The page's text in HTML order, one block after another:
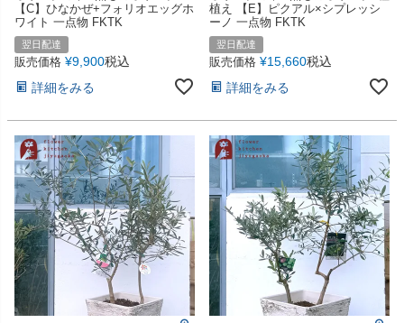
【C】ひなかぜ+フォリオエッグホ
ワイト 一点物 FKTK
翌日配達
販売価格 ¥9,900税込
詳細をみる
植え 【E】ピクアル×シプレッシ
ーノ 一点物 FKTK
翌日配達
販売価格 ¥15,660税込
詳細をみる